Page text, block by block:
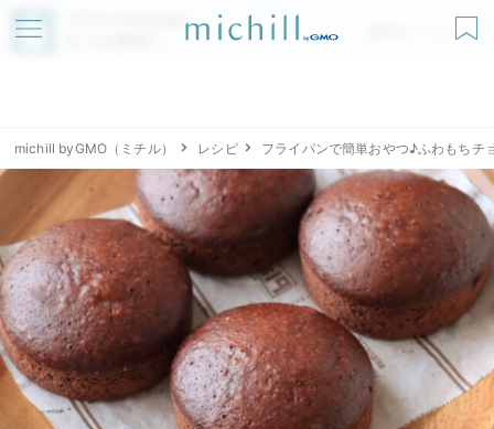
アプリでmichillが
無料ダウンロード
michill byGMO（ミチル） レシピ フライパンで簡単おやつ♪ふわもちチ